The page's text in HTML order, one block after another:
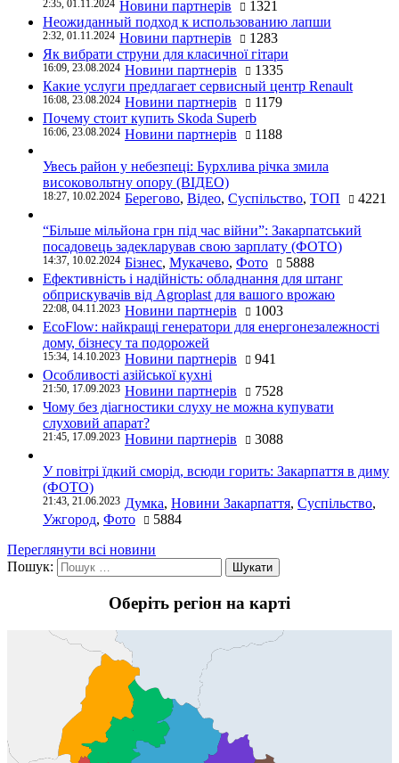
2:35, 01.11.2024 Новини партнерів
1321
Неожиданный подход к использованию лапши
2:32, 01.11.2024 Новини партнерів
1283
Як вибрати струни для класичної гітари
16:09, 23.08.2024 Новини партнерів
1335
Какие услуги предлагает сервисный центр Renault
16:08, 23.08.2024 Новини партнерів
1179
Почему стоит купить Skoda Superb
16:06, 23.08.2024 Новини партнерів 1188
Увесь район у небезпеці: Бурхлива річка змила
високовольтну опору (ВІДЕО)
18:27, 10.02.2024 Берегово, Відео, Суспільство, ТОП 4221
“Більше мільйона грн під час війни”: Закарпатський
посадовець задекларував свою зарплату (ФОТО)
14:37, 10.02.2024 Бізнес, Мукачево, Фото
5888
Ефективність і надійність: обладнання для штанг
обприскувачів від Agroplast для вашого врожаю
22:08, 04.11.2023 Новини партнерів
1003
EcoFlow: найкращі генератори для енергонезалежності
дому, бізнесу та подорожей
15:34, 14.10.2023 Новини партнерів
941
Особливості азійської кухні
21:50, 17.09.2023 Новини партнерів
7528
Чому без діагностики слуху не можна купувати
слуховий апарат?
21:45, 17.09.2023 Новини партнерів 3088
У повітрі їдкий сморід, всюди горить: Закарпаття в диму
(ФОТО)
21:43, 21.06.2023 Думка, Новини Закарпаття, Суспільство,
Ужгород, Фото
5884
Переглянути всі новини
Пошук:
Оберіть регіон на карті